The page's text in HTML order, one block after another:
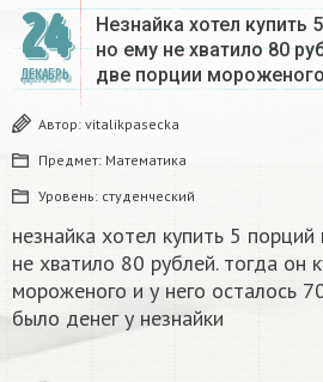
24
ДЕКАБРЬ
Незнайка хотел
но ему не хватило 80
две порции
Автор: vitalikpasecka
Предмет: Математика
Уровень: студенческий
незнайка хотел купить 5
не хватило 80 рублей. тогда он
мороженого и у него осталось
было денег у незнайки